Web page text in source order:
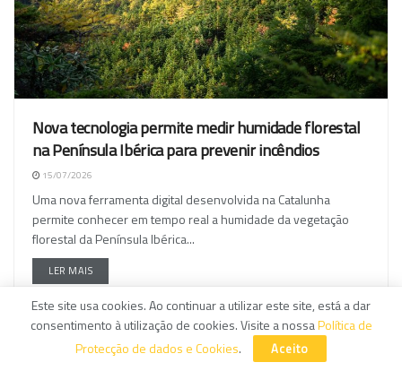
Nova tecnologia permite medir humidade florestal
na Península Ibérica para prevenir incêndios
15/07/2026
Uma nova ferramenta digital desenvolvida na Catalunha
permite conhecer em tempo real a humidade da vegetação
florestal da Península Ibérica...
LER MAIS
GENÉTICA
Este site usa cookies. Ao continuar a utilizar este site, está a dar
consentimento à utilização de cookies. Visite a nossaPolítica de
Protecção de dados e Cookies. Aceito